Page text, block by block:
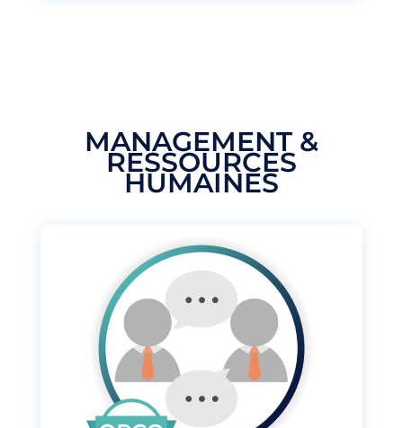
MANAGEMENT &
RESSOURCES
HUMAINES